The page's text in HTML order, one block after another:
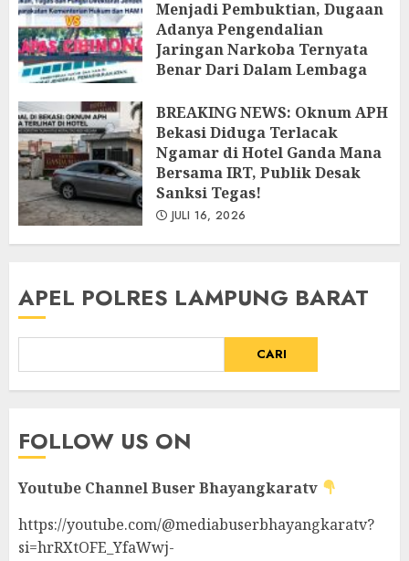
Menjadi Pembuktian, Dugaan
Adanya Pengendalian
Jaringan Narkoba Ternyata
Benar Dari Dalam Lembaga
JULI 26, 2026
‎BREAKING NEWS: Oknum APH
Bekasi Diduga Terlacak
Ngamar di Hotel Ganda Mana
Bersama IRT, Publik Desak
Sanksi Tegas!
JULI 16, 2026
APEL POLRES LAMPUNG BARAT
CARI
FOLLOW US ON
Youtube ChannelBuser Bhayangkaratv
https://youtube.com/@mediabuserbhayangkaratv?
si=hrRXtOFE_YfaWwj-